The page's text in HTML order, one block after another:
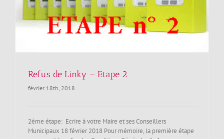
Refus de Linky – Etape 2
février 18th, 2018
2ème étape: Ecrire à votre Maire et ses Conseillers
Municipaux 18 février 2018 Pour mémoire, la première étape